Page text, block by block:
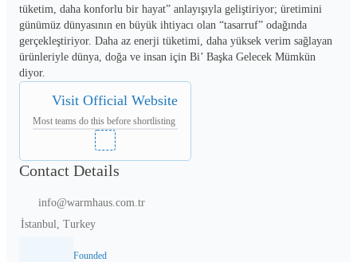
tüketim, daha konforlu bir hayat” anlayışıyla geliştiriyor; üretimini
günümüz dünyasının en büyük ihtiyacı olan “tasarruf” odağında
gerçekleştiriyor. Daha az enerji tüketimi, daha yüksek verim sağlayan
ürünleriyle dünya, doğa ve insan için Bi’ Başka Gelecek Mümkün
diyor.
Visit Official Website
Most teams do this before shortlisting
Contact Details
info@warmhaus.com.tr
İstanbul, Turkey
Founded